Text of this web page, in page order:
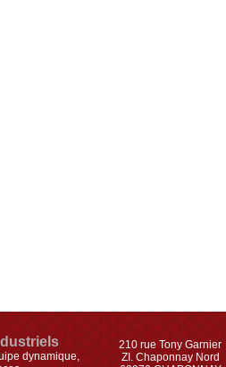
dynamique,
210 rue Tony Garnier
ZI. Chaponnay Nord